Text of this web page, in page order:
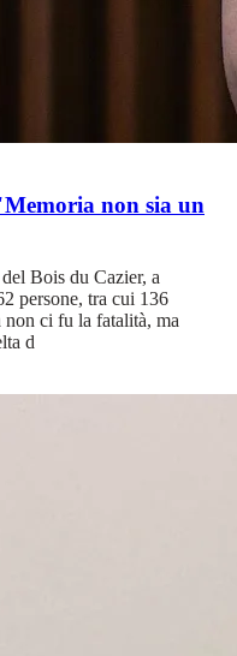
non sia un
Bois du Cazier, a
persone, tra cui 136
ci fu la fatalità, ma
d